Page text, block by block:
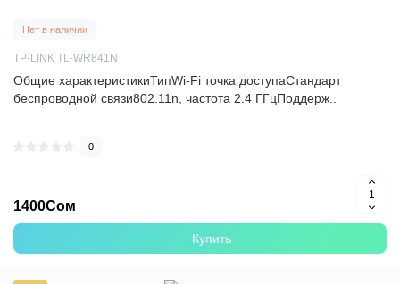
Нет в наличии
TP-LINK TL-WR841N
Общие характеристикиТипWi-Fi точка доступаСтандарт
беспроводной связи802.11n, частота 2.4 ГГцПоддерж..
0
1400Сом
Купить